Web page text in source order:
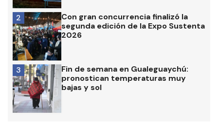
Con gran concurrencia finalizó la
segunda edición de la Expo Sustenta
2026
2
Fin de semana en Gualeguaychú:
pronostican temperaturas muy
bajas y sol
3